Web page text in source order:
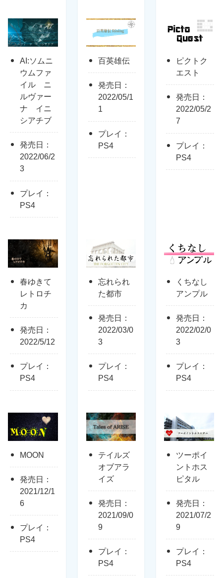
AI:ソムニ
ウムファ
イル ニ
ルヴァー
ナ イニ
シアチブ
発売日：
2022/06/2
3
プレイ：
PS4
百英雄伝
発売日：
2022/05/1
1
プレイ：
PS4
ピクトク
エスト
発売日：
2022/05/2
7
プレイ：
PS4
春ゆきて
レトロチ
カ
発売日：
2022/5/12
プレイ：
PS4
忘れられ
た都市
発売日：
2022/03/0
3
プレイ：
PS4
くちなし
アンプル
発売日：
2022/02/0
3
プレイ：
PS4
MOON
発売日：
2021/12/1
6
プレイ：
PS4
テイルズ
オブアラ
イズ
発売日：
2021/09/0
9
プレイ：
PS4
ツーポイ
ントホス
ピタル
発売日：
2021/07/2
9
プレイ：
PS4